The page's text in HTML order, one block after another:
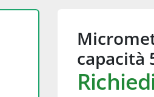
capacità